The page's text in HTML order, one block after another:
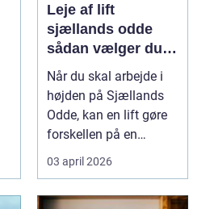
Leje af lift
sjællands odde
sådan vælger du
den rigtige løsning
Når du skal arbejde i
højden på Sjællands
Odde, kan en lift gøre
forskellen på en
besværlig og en ov...
03 april 2026